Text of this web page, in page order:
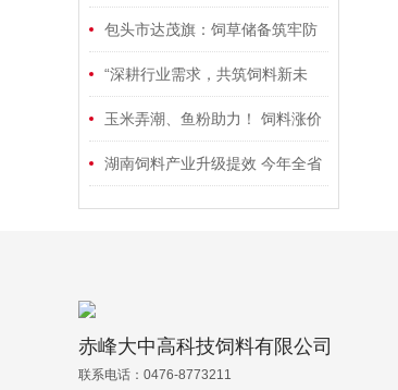
峰畜牧业背后的提质增效密码
包头市达茂旗：饲草储备筑牢防
寒保牧网
“深耕行业需求，共筑饲料新未
来”！通威坚守产品稳定，质量如
一！
玉米弄潮、鱼粉助力！ 饲料涨价
有了底气
湖南饲料产业升级提效 今年全省
饲料总产量将突破1500万吨
赤峰大中高科技饲料有限公司
联系电话：0476-8773211